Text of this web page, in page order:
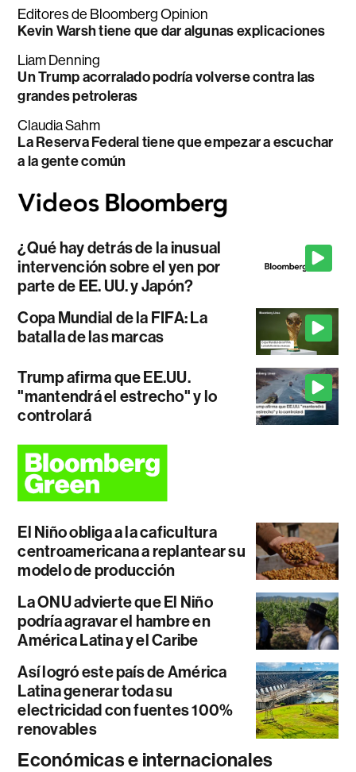
Editores de Bloomberg Opinion
Kevin Warsh tiene que dar algunas explicaciones
Liam Denning
Un Trump acorralado podría volverse contra las
grandes petroleras
Claudia Sahm
La Reserva Federal tiene que empezar a escuchar
a la gente común
¿Qué hay detrás de la inusual
intervención sobre el yen por
parte de EE. UU. y Japón?
Copa Mundial de la FIFA: La
batalla de las marcas
Trump afirma que EE.UU.
"mantendrá el estrecho" y lo
controlará
El Niño obliga a la caficultura
centroamericana a replantear su
modelo de producción
La ONU advierte que El Niño
podría agravar el hambre en
América Latina y el Caribe
Así logró este país de América
Latina generar toda su
electricidad con fuentes 100%
renovables
Económicas e internacionales